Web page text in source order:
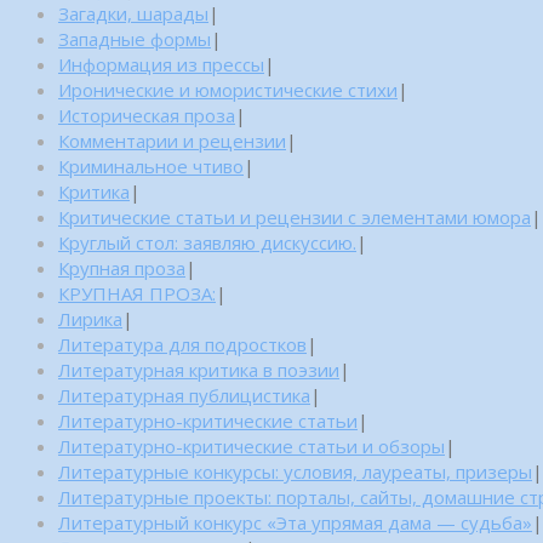
Загадки, шарады |
Западные формы |
Информация из прессы |
Иронические и юмористические стихи |
Историческая проза |
Комментарии и рецензии |
Криминальное чтиво |
Критика |
Критические статьи и рецензии с элементами юмора |
Круглый стол: заявляю дискуссию. |
Крупная проза |
КРУПНАЯ ПРОЗА: |
Лирика |
Литература для подростков |
Литературная критика в поэзии |
Литературная публицистика |
Литературно-критические статьи |
Литературно-критические статьи и обзоры |
Литературные конкурсы: условия, лауреаты, призеры |
Литературные проекты: порталы, сайты, домашние
Литературный конкурс «Эта упрямая дама — судьба» |